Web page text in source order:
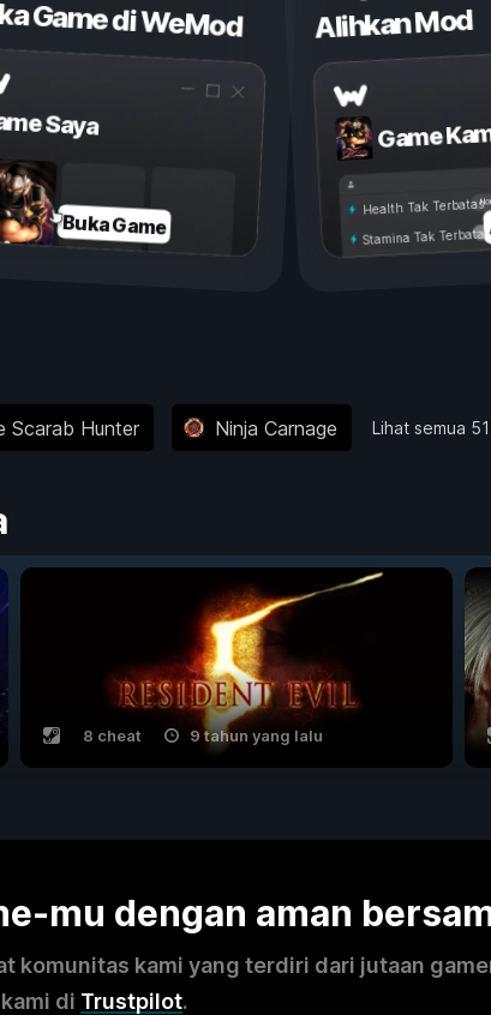
Game di WeMod
Saya
Buka Game
Alihkan Mod
Game
Health Tak Terbatas
Stamina Tak Terbatas
Scarab Hunter Ninja Carnage Lihat semua 51
8 cheat 9 tahun yang lalu
mu dengan aman
komunitas kami yang terdiri dari jutaan
di Trustpilot.